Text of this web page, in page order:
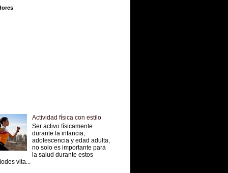
Actividad física con estilo
Ser activo físicamente
durante la infancia,
adolescencia y edad adulta,
no solo es importante para
la salud durante estos
vita...